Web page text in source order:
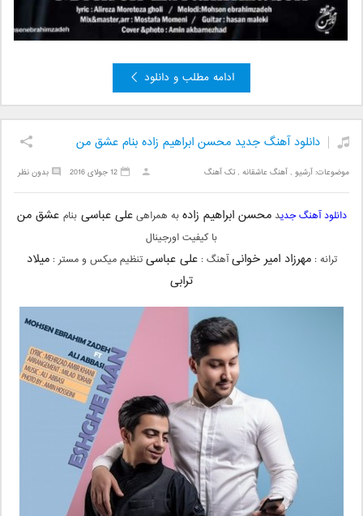
ادامه مطلب و دانلود
دانلود آهنگ جدید محسن ابراهیم زاده بنام عشق من
موضوعات:آرشیو ,آهنگ عاشقانه ,تک آهنگ بدون نظر 12 جولای 2016
دانلود آهنگ جدیدمحسن ابراهیم زادهبه همراهیعلی عباسیبنام عشق من
با کیفیت اورجینال
ترانه :مهرزاد امیر خوانیآهنگ :علی عباسیتنظیم میکس و مستر :میلاد
ترابی